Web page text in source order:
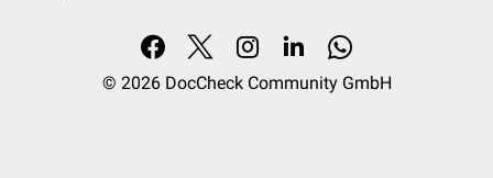
© 2026 DocCheck Community GmbH